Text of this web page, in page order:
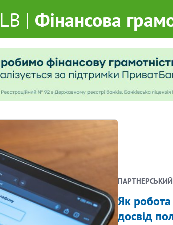
LB | Фінансова
​Як
досвід